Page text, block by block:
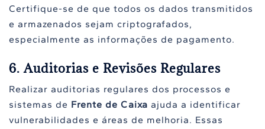
Certifique-se de que todos os dados transmitidos
e armazenados sejam criptografados,
especialmente as informações de pagamento.
6. Auditorias e Revisões Regulares
Realizar auditorias regulares dos processos e
sistemas de Frente de Caixa ajuda a identificar
vulnerabilidades e áreas de melhoria. Essas